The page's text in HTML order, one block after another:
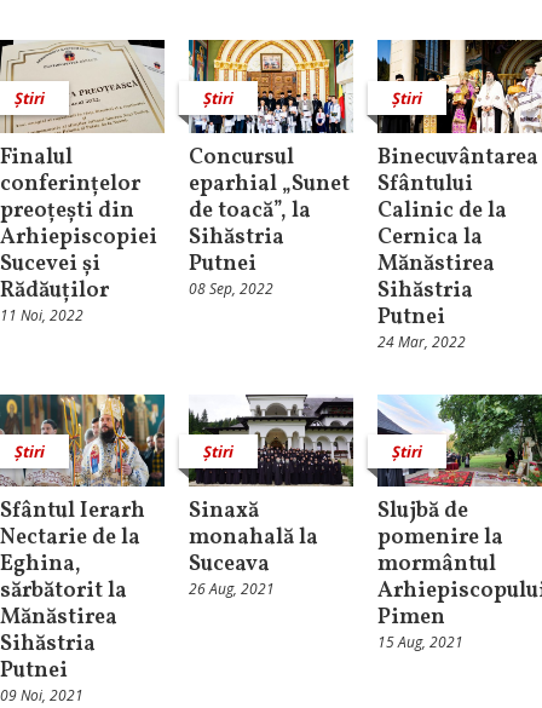
Știri
Finalul
conferințelor
preoțești din
Arhiepiscopiei
Sucevei și
Rădăuților
11 Noi, 2022
Știri
Concursul
eparhial „Sunet
de toacă”, la
Sihăstria
Putnei
08 Sep, 2022
Știri
Binecuvântarea
Sfântului
Calinic de la
Cernica la
Mănăstirea
Sihăstria
Putnei
24 Mar, 2022
Știri
Sfântul Ierarh
Nectarie de la
Eghina,
sărbătorit la
Mănăstirea
Sihăstria
Putnei
09 Noi, 2021
Știri
Sinaxă
monahală la
Suceava
26 Aug, 2021
Știri
Slujbă de
pomenire la
mormântul
Pimen
15 Aug, 2021